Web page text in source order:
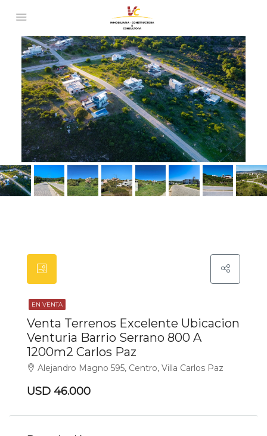
EN VENTA
Venta Terrenos Excelente Ubicacion
Venturia Barrio Serrano 800 A
1200m2 Carlos Paz
Alejandro Magno 595, Centro, Villa Carlos Paz
USD 46.000